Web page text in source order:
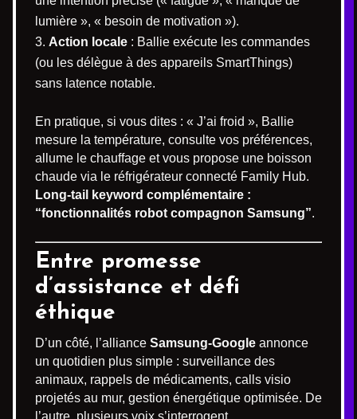
lumière », « besoin de motivation »).
Action locale : Ballie exécute les commandes
(ou les délègue à des appareils SmartThings)
sans latence notable.
En pratique, si vous dites : « J’ai froid », Ballie
mesure la température, consulte vos préférences,
allume le chauffage et vous propose une boisson
chaude via le réfrigérateur connecté Family Hub.
Long-tail keyword complémentaire :
“fonctionnalités robot compagnon Samsung”.
Entre promesse
d’assistance et défi
éthique
D’un côté, l’alliance Samsung-Google annonce
un quotidien plus simple : surveillance des
animaux, rappels de médicaments, calls visio
projetés au mur, gestion énergétique optimisée. De
l’autre, plusieurs voix s’interrogent.